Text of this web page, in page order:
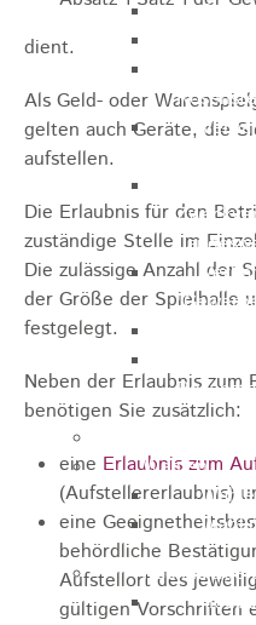
Wahlen
Nachhaltige
dient.
Als Geld- oder
gelten auch Geräte, die
aufstellen.
Die Erlaubnis für den
zuständige Stelle im
Die zulässige Anzahl der
der Größe der Spielhalle
festgelegt.
Neben der Erlaubnis zum
benötigen Sie zusätzlich:
eine Erlaubnis zum
(Aufstellererlaubnis)
eine
behördliche
Aufstellort des
gültigen Vorschriften